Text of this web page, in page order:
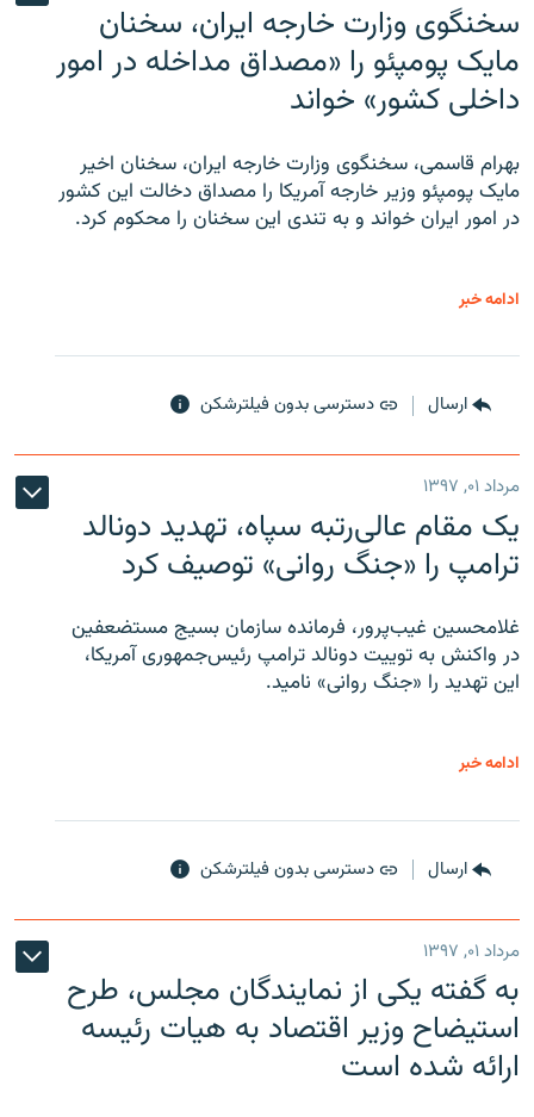
سخنگوی وزارت خارجه ایران، سخنان
مایک پومپئو را «مصداق مداخله در امور
داخلی کشور» خواند
بهرام قاسمی، سخنگوی وزارت خارجه ایران، سخنان اخیر
مایک پومپئو وزیر خارجه آمریکا را مصداق دخالت این کشور
در امور ایران خواند و به تندی این سخنان را محکوم کرد.
ادامه خبر
ارسال دسترسی بدون فیلترشکن
مرداد ۰۱, ۱۳۹۷
یک مقام عالی‌رتبه سپاه، تهدید دونالد
ترامپ را «جنگ روانی» توصیف کرد
غلامحسین غیب‌پرور، فرمانده سازمان بسیج مستضعفین
در واکنش به توییت دونالد ترامپ رئیس‌جمهوری آمریکا،
این تهدید را «جنگ روانی» نامید.
ادامه خبر
ارسال دسترسی بدون فیلترشکن
مرداد ۰۱, ۱۳۹۷
به گفته یکی از نمایندگان مجلس، طرح
استیضاح وزیر اقتصاد به هیات رئیسه
ارائه شده است